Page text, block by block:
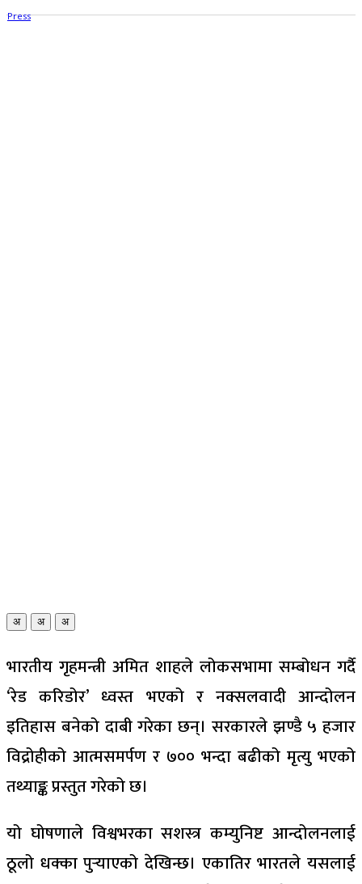
अ अ अ
भारतीय गृहमन्त्री अमित शाहले लोकसभामा सम्बोधन गर्दै
‘रेड करिडोर’ ध्वस्त भएको र नक्सलवादी आन्दोलन
इतिहास बनेको दाबी गरेका छन्। सरकारले झण्डै ५ हजार
विद्रोहीको आत्मसमर्पण र ७०० भन्दा बढीको मृत्यु भएको
तथ्याङ्क प्रस्तुत गरेको छ।
यो घोषणाले विश्वभरका सशस्त्र कम्युनिष्ट आन्दोलनलाई
ठूलो धक्का पुऱ्याएको देखिन्छ। एकातिर भारतले यसलाई